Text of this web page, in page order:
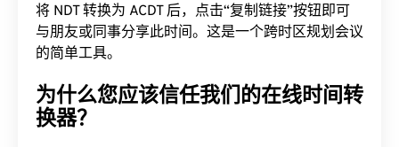
将 NDT 转换为 ACDT 后，点击“复制链接”按钮即可
与朋友或同事分享此时间。这是一个跨时区规划会议
的简单工具。
为什么您应该信任我们的在线时间转
换器？